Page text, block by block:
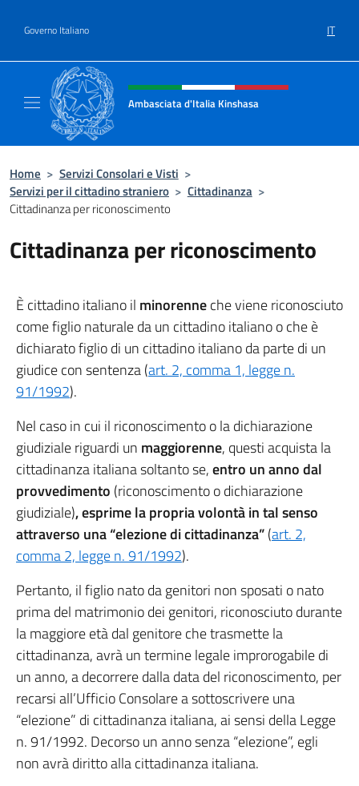
Governo Italiano IT
Intestazione sito, social e menù
Ambasciata d'Italia Kinshasa
Home > Servizi Consolari e Visti >
Servizi per il cittadino straniero > Cittadinanza >
Cittadinanza per riconoscimento
Cittadinanza per riconoscimento
È cittadino italiano il minorenneche viene riconosciuto
come figlio naturale da un cittadino italiano o che è
dichiarato figlio di un cittadino italiano da parte di un
giudice con sentenza (art. 2, comma 1, legge n.
91/1992).
Nel caso in cui il riconoscimento o la dichiarazione
giudiziale riguardi un maggiorenne, questi acquista la
cittadinanza italiana soltanto se,entro un anno dal
provvedimento (riconoscimento o dichiarazione
giudiziale), esprime la propria volontà in tal senso
attraverso una “elezione di cittadinanza”(art. 2,
comma 2, legge n. 91/1992).
Pertanto, il figlio nato da genitori non sposati o nato
prima del matrimonio dei genitori, riconosciuto durante
la maggiore età dal genitore che trasmette la
cittadinanza, avrà un termine legale improrogabile di
un anno, a decorrere dalla data del riconoscimento, per
recarsi all’Ufficio Consolare a sottoscrivere una
“elezione” di cittadinanza italiana, ai sensi della Legge
n. 91/1992. Decorso un anno senza “elezione”, egli
non avrà diritto alla cittadinanza italiana.